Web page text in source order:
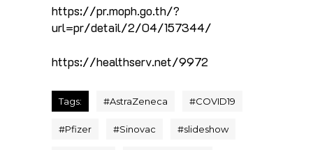
https://pr.moph.go.th/?
url=pr/detail/2/04/157344/
https://healthserv.net/9972
Tags: #AstraZeneca #COVID19
#Pfizer #Sinovac #slideshow